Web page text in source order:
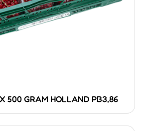
500 GRAM HOLLAND PB3,86